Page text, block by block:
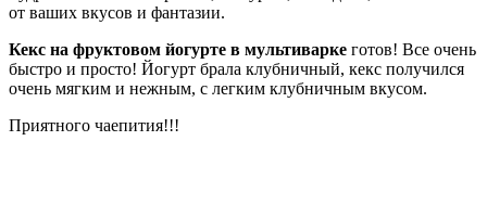
от ваших вкусов и фантазии.
Кекс на фруктовом йогурте в мультиварке готов! Все очень
быстро и просто! Йогурт брала клубничный, кекс получился
очень мягким и нежным, с легким клубничным вкусом.
Приятного чаепития!!!